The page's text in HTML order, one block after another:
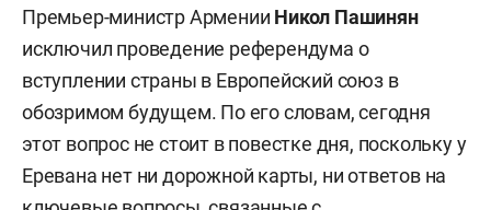
Премьер-министр Армении Никол Пашинян
исключил проведение референдума о
вступлении страны в Европейский союз в
обозримом будущем. По его словам, сегодня
этот вопрос не стоит в повестке дня, поскольку у
Еревана нет ни дорожной карты, ни ответов на